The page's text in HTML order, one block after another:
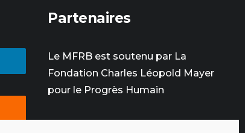
Partenaires
Le MFRB est soutenu par La
Fondation Charles Léopold Mayer
pour le Progrès Humain